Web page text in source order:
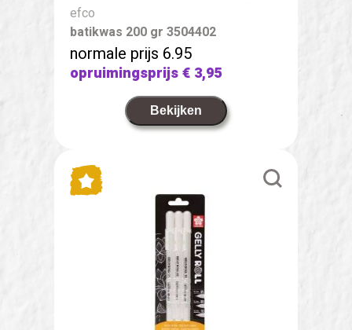
efco
batikwas 200 gr 3504402
normale prijs 6.95
opruimingsprijs€ 3,95
Bekijken